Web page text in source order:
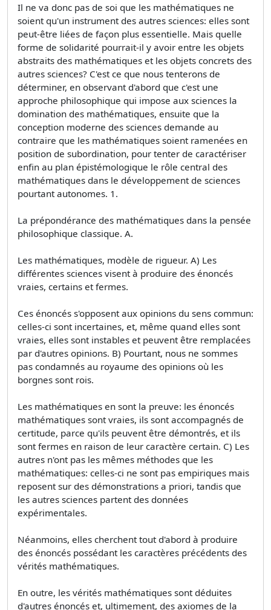
Il ne va donc pas de soi que les mathématiques ne
soient qu'un instrument des autres sciences: elles sont
peut-être liées de façon plus essentielle. Mais quelle
forme de solidarité pourrait-il y avoir entre les objets
abstraits des mathématiques et les objets concrets des
autres sciences? C'est ce que nous tenterons de
déterminer, en observant d'abord que c'est une
approche philosophique qui impose aux sciences la
domination des mathématiques, ensuite que la
conception moderne des sciences demande au
contraire que les mathématiques soient ramenées en
position de subordination, pour tenter de caractériser
enfin au plan épistémologique le rôle central des
mathématiques dans le développement de sciences
pourtant autonomes. 1.
La prépondérance des mathématiques dans la pensée
philosophique classique. A.
Les mathématiques, modèle de rigueur. A) Les
différentes sciences visent à produire des énoncés
vraies, certains et fermes.
Ces énoncés s'opposent aux opinions du sens commun:
celles-ci sont incertaines, et, même quand elles sont
vraies, elles sont instables et peuvent être remplacées
par d'autres opinions. B) Pourtant, nous ne sommes
pas condamnés au royaume des opinions où les
borgnes sont rois.
Les mathématiques en sont la preuve: les énoncés
mathématiques sont vraies, ils sont accompagnés de
certitude, parce qu'ils peuvent être démontrés, et ils
sont fermes en raison de leur caractère certain. C) Les
autres n'ont pas les mêmes méthodes que les
mathématiques: celles-ci ne sont pas empiriques mais
reposent sur des démonstrations a priori, tandis que
les autres sciences partent des données
expérimentales.
Néanmoins, elles cherchent tout d'abord à produire
des énoncés possédant les caractères précédents des
vérités mathématiques.
En outre, les vérités mathématiques sont déduites
d'autres énoncés et, ultimement, des axiomes de la